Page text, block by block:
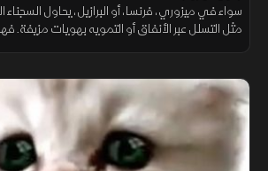
سواء في ميزوري، فرنسا، أو البرازيل، يحاول
مثل التسلل عبر الأنفاق أو التمويه بهويات مزيفة.